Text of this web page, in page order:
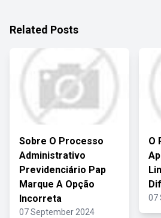
Related Posts
Sobre O Processo
Administrativo
Previdenciário Pap
Marque A Opção
Incorreta
07 September 2024
O
07